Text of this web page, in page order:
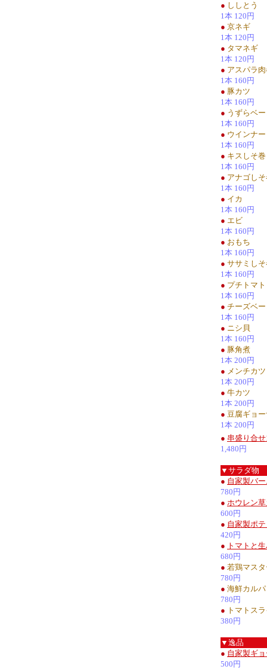
● ししとう
1本 120円
● 京ネギ
1本 120円
● タマネギ
1本 120円
● アスパラ
1本 160円
● 豚カツ
1本 160円
● うずらベ
1本 160円
● ウインナー
1本 160円
● キスしそ
1本 160円
● アナゴし
1本 160円
● イカ
1本 160円
● エビ
1本 160円
● おもち
1本 160円
● ササミし
1本 160円
● プチトマト
1本 160円
● チーズベ
1本 160円
● ニシ貝
1本 160円
● 豚角煮
1本 200円
● メンチカツ
1本 200円
● 牛カツ
1本 200円
● 豆腐ギョ
1本 200円
● 串盛り合
1,480円
▼サラダ物
● 自家製バ
780円
● ホウレン
600円
● 自家製ポ
420円
● トマトと
680円
● 若鶏マス
780円
● 海鮮カル
780円
● トマトス
380円
▼逸品
● 自家製ギ
500円